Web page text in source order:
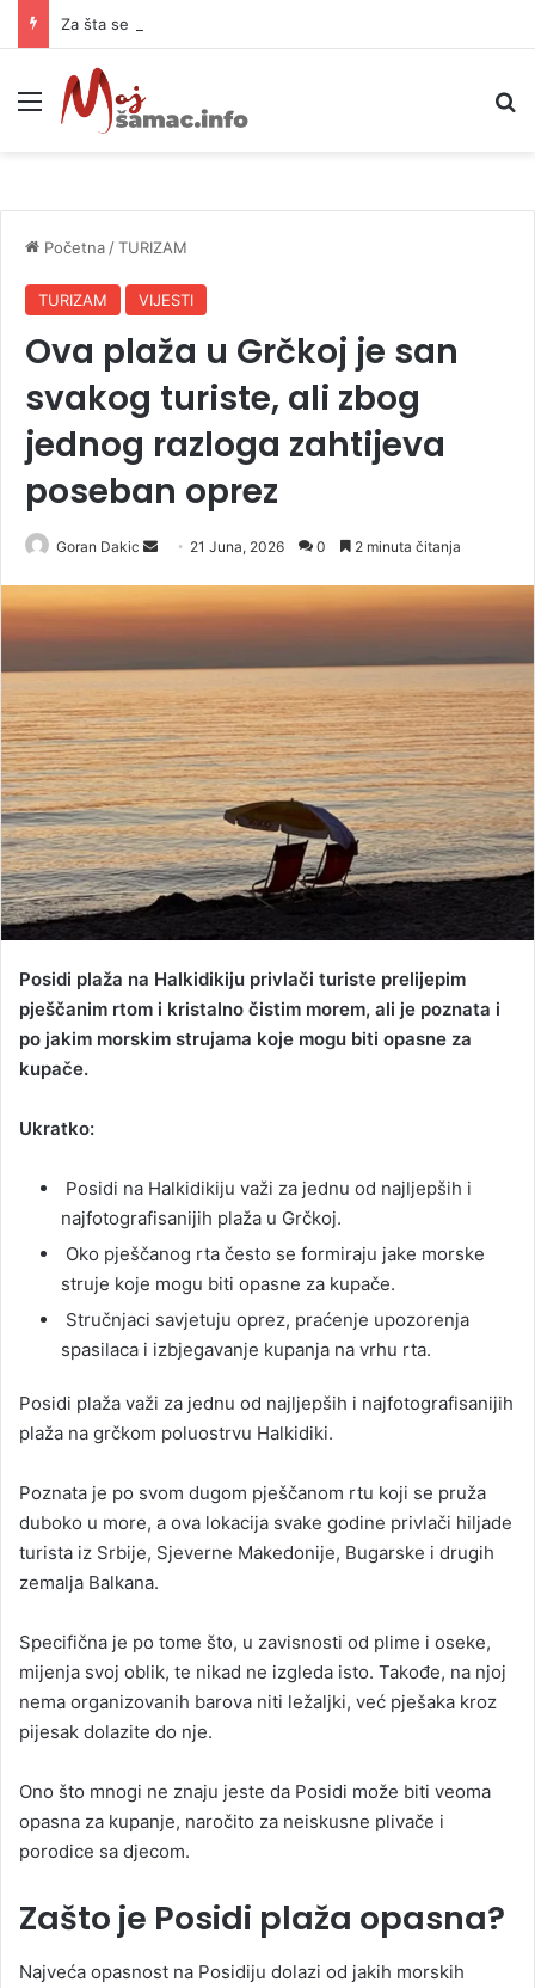
Za šta se Banjaluka zadužuje 18 miliona KM?
Meni
Početna /TURIZAM
TURIZAM VIJESTI
Ova plaža u Grčkoj je san
svakog turiste, ali zbog
jednog razloga zahtijeva
poseban oprez
Goran Dakic
n
d
e
m
a
i
l
21 Juna, 2026 0 2 minuta čitanja
Posidi plaža na Halkidikiju privlači turiste prelijepim
pješčanim rtom i kristalno čistim morem, ali je poznata i
po jakim morskim strujama koje mogu biti opasne za
kupače.
Ukratko:
Posidi na Halkidikiju važi za jednu od najljepših i
najfotografisanijih plaža u Grčkoj.
Oko pješčanog rta često se formiraju jake morske
struje koje mogu biti opasne za kupače.
Stručnjaci savjetuju oprez, praćenje upozorenja
spasilaca i izbjegavanje kupanja na vrhu rta.
Posidi plaža važi za jednu od najljepših i najfotografisanijih
plaža na grčkom poluostrvu Halkidiki.
Poznata je po svom dugom pješčanom rtu koji se pruža
duboko u more, a ova lokacija svake godine privlači hiljade
turista iz Srbije, Sjeverne Makedonije, Bugarske i drugih
zemalja Balkana.
Specifična je po tome što, u zavisnosti od plime i oseke,
mijenja svoj oblik, te nikad ne izgleda isto. Takođe, na njoj
nema organizovanih barova niti ležaljki, već pješaka kroz
pijesak dolazite do nje.
Ono što mnogi ne znaju jeste da Posidi može biti veoma
opasna za kupanje, naročito za neiskusne plivače i
porodice sa djecom.
Zašto je Posidi plaža opasna?
Najveća opasnost na Posidiju dolazi od jakih morskih